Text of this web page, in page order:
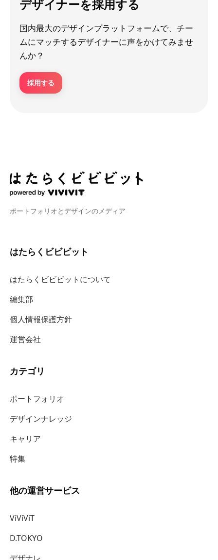
デザイナーを採用する
国内最大のデザインプラットフォームで、チー
ムにマッチするデザイナーに声をかけてみませ
んか？
採用する
ポートフォリオとデザインのメディア
はたらくビビビット
はたらくビビビットについて
編集部
個人情報保護方針
運営会社
カテゴリ
ポートフォリオ
デザインナレッジ
キャリア
特集
他の運営サービス
ViViViT
D.TOKYO